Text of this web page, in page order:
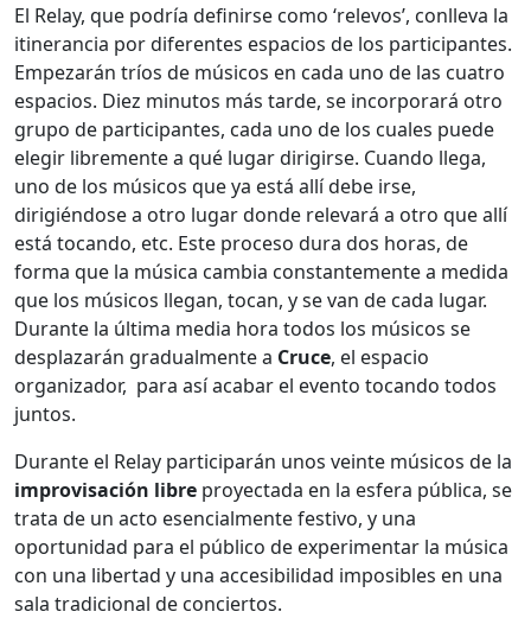
El Relay, que podría definirse como ‘relevos’, conlleva la
itinerancia por diferentes espacios de los participantes.
Empezarán tríos de músicos en cada uno de las cuatro
espacios. Diez minutos más tarde, se incorporará otro
grupo de participantes, cada uno de los cuales puede
elegir libremente a qué lugar dirigirse. Cuando llega,
uno de los músicos que ya está allí debe irse,
dirigiéndose a otro lugar donde relevará a otro que allí
está tocando, etc. Este proceso dura dos horas, de
forma que la música cambia constantemente a medida
que los músicos llegan, tocan, y se van de cada lugar.
Durante la última media hora todos los músicos se
desplazarán gradualmente a Cruce, el espacio
organizador, para así acabar el evento tocando todos
juntos.
Durante el Relay participarán unos veinte músicos de la
improvisación libre proyectada en la esfera pública, se
trata de un acto esencialmente festivo, y una
oportunidad para el público de experimentar la música
con una libertad y una accesibilidad imposibles en una
sala tradicional de conciertos.